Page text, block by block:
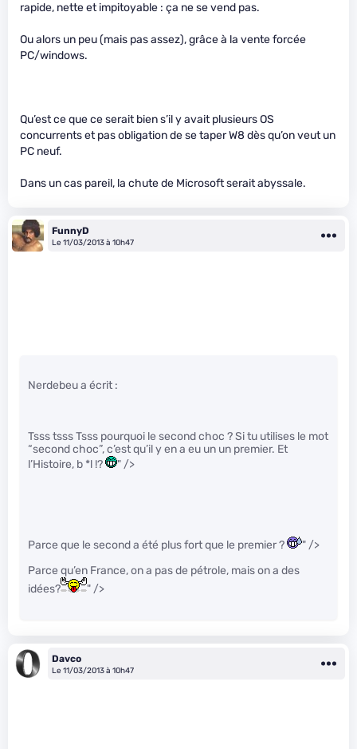
rapide, nette et impitoyable : ça ne se vend pas.
Ou alors un peu (mais pas assez), grâce à la vente forcée
PC/windows.
Qu’est ce que ce serait bien s’il y avait plusieurs OS
concurrents et pas obligation de se taper W8 dès qu’on veut un
PC neuf.
Dans un cas pareil, la chute de Microsoft serait abyssale.
FunnyD
Le 11/03/2013 à 10h47
Nerdebeu a écrit :
Tsss tsss Tsss pourquoi le second choc ? Si tu utilises le mot
“second choc”, c’est qu’il y en a eu un un premier. Et
l’Histoire, b *l !? " />
Parce que le second a été plus fort que le premier ?
" />
Parce qu’en France, on a pas de pétrole, mais on a des
idées?
" />
Davco
Le 11/03/2013 à 10h47